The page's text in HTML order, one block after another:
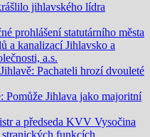
jihlavského lídra
prohlášení statutárního města
a kanalizací Jihlavsko a
a.s.
Pachateli hrozí dvouleté
Pomůže Jihlava jako majoritní
a předseda KVV Vysočina